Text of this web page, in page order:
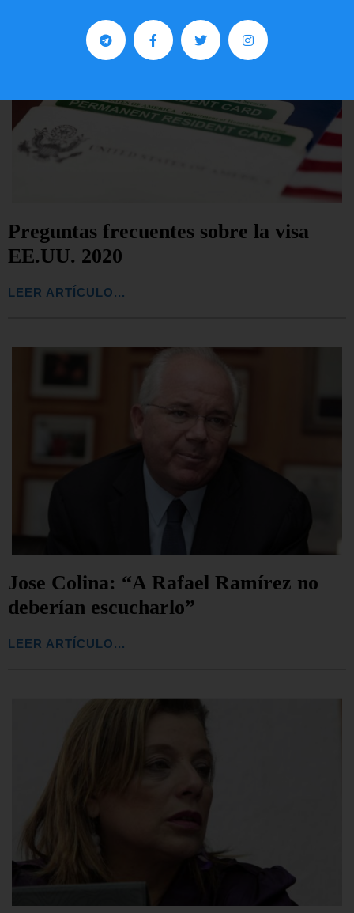
Preguntas frecuentes sobre la visa
EE.UU. 2020
LEER ARTÍCULO...
Jose Colina: “A Rafael Ramírez no
deberían escucharlo”
LEER ARTÍCULO...